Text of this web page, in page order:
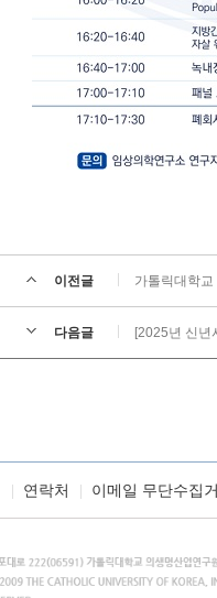
이전글 가톨릭대학
다음글 [2025년 신년
연락처 이메일 무단수집